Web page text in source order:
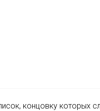
концовку которых